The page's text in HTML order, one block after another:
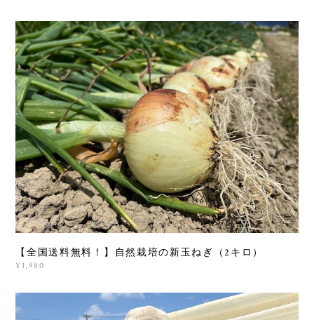
【全国送料無料！】自然栽培の新玉ねぎ（2キロ）
¥1,980